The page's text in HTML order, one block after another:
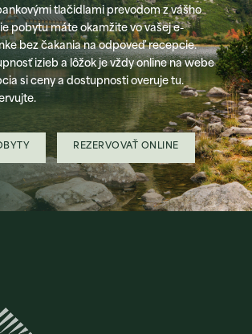
tlačidlami prevodom z vášho
pobytu máte okamžite vo vašej e-
bez čakania na odpoveď recepcie.
izieb a lôžok je vždy online na webe
si ceny a dostupnosti overuje tu.
REZERVOVAŤ ONLINE